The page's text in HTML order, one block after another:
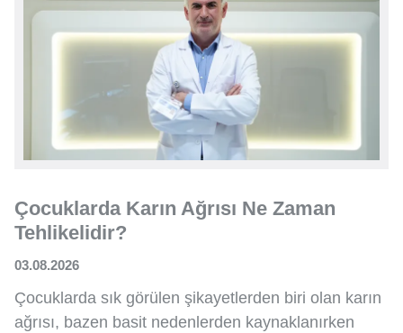
Çocuklarda Karın Ağrısı Ne Zaman
Tehlikelidir?
03.08.2026
Çocuklarda sık görülen şikayetlerden biri olan karın
ağrısı, bazen basit nedenlerden kaynaklanırken